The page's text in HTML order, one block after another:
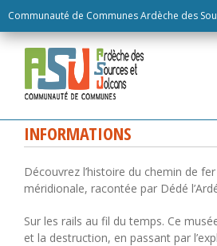
Communauté de Communes Ardèche des
to
content
INFORMATIONS
Découvrez l’histoire du chemin de
méridionale, racontée par Dédé
Sur les rails au fil du temps. Ce
et la destruction, en passant par